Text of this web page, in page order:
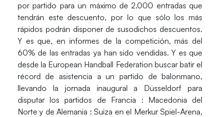
por partido para un máximo de 2.000 entradas que
tendrán este descuento, por lo que sólo los más
rápidos podrán disponer de susodichos descuentos.
Y es que, en informes de la competición, más del
60% de las entradas ya han sido vendidas. Y es que
desde la European Handball Federation buscar batir el
récord de asistencia a un partido de balonmano,
llevando la jornada inaugural a Düsseldorf para
disputar los partidos de Francia : Macedonia del
Norte y deAlemania :Suiza en el Merkur Spiel-Arena,